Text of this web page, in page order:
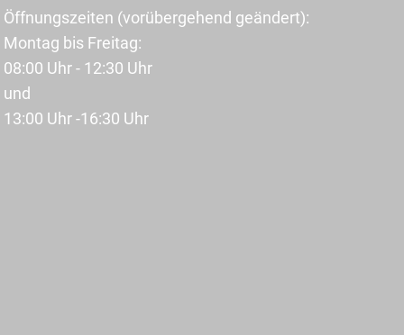
Öffnungszeiten (vorübergehend geändert):
Montag bis Freitag:
08:00 Uhr - 12:30 Uhr
und
13:00 Uhr -16:30 Uhr